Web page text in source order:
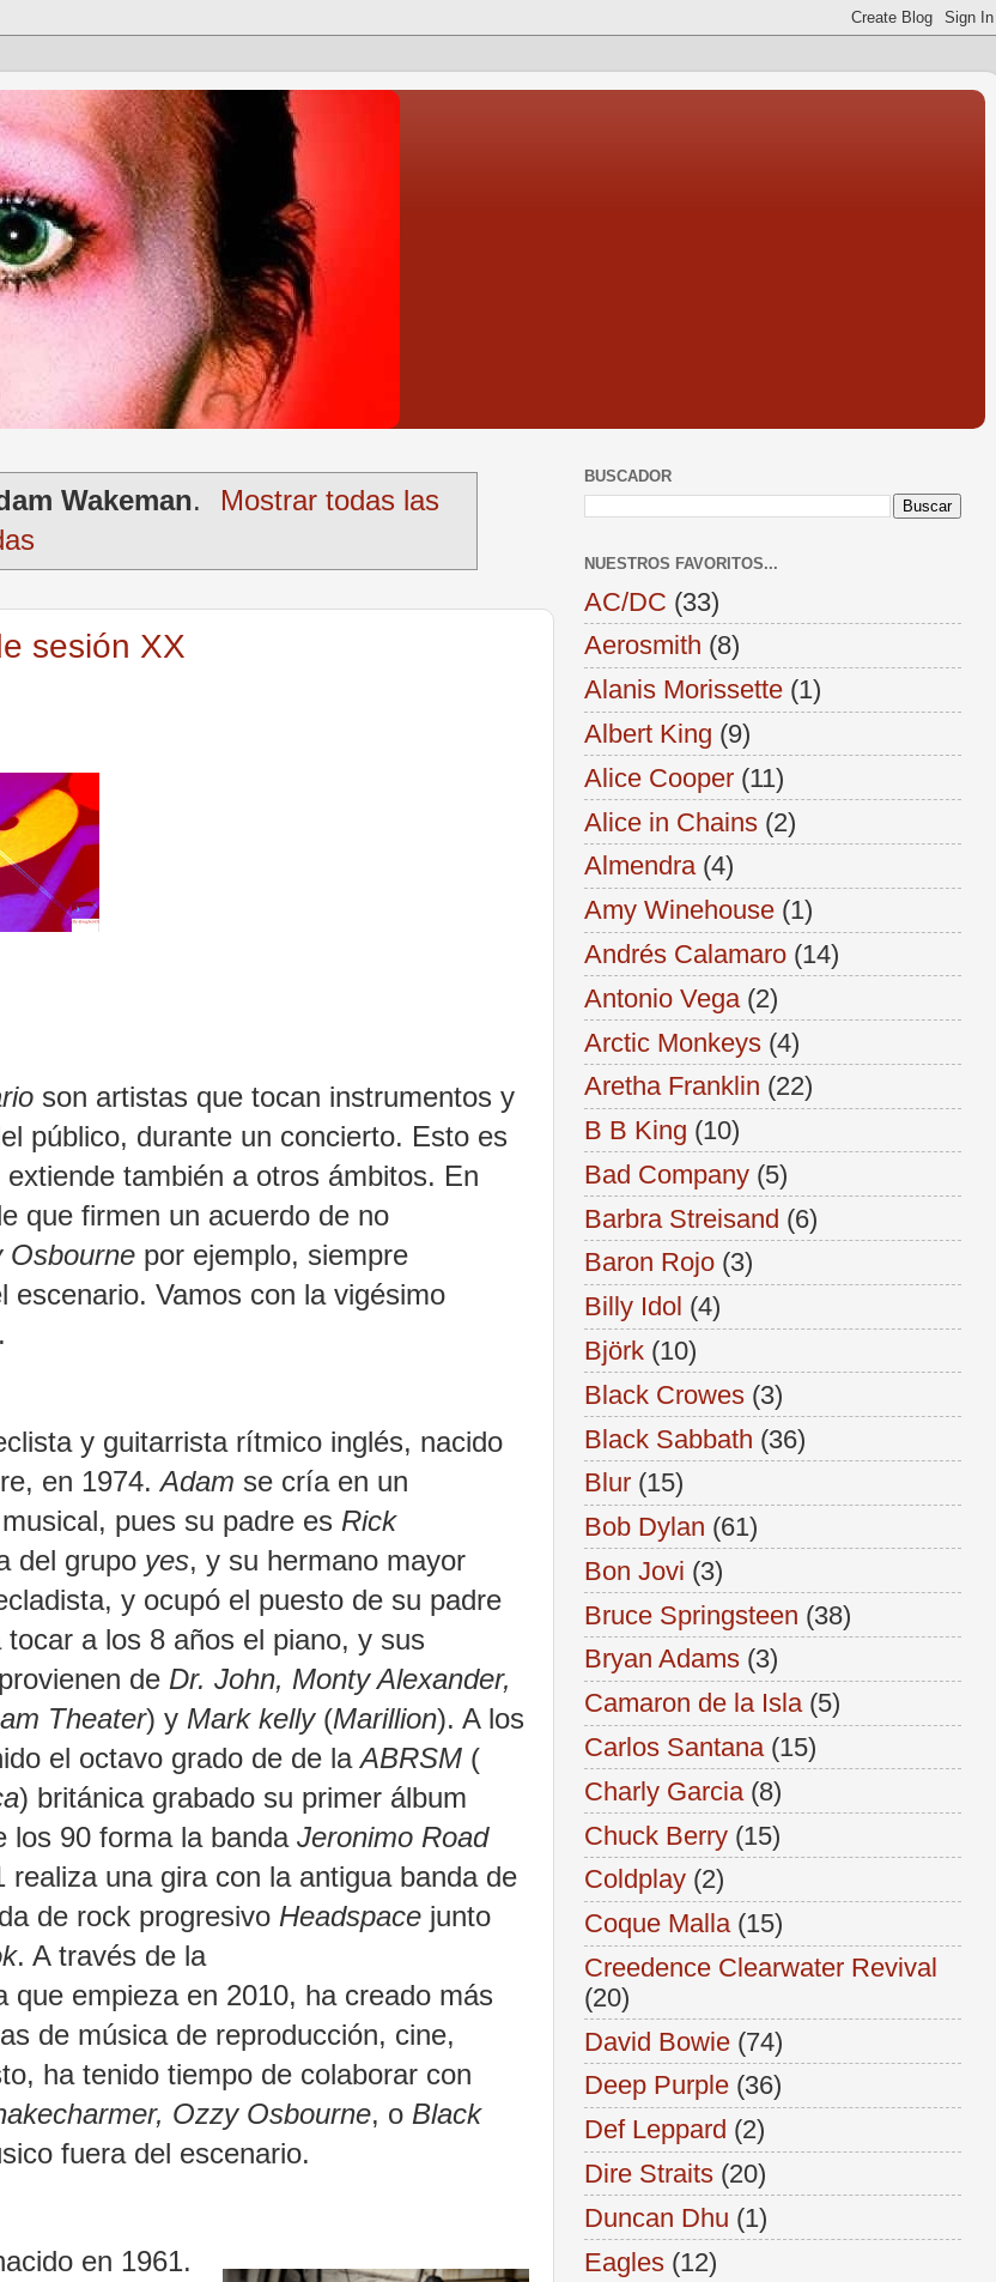
Wakeman.
Mostrar todas las
sesión XX
son artistas que tocan instrumentos y
público, durante un concierto. Esto es
también a otros ámbitos. En
que firmen un acuerdo de no
Osbourne por ejemplo, siempre
Vamos con la vigésimo
y guitarrista rítmico inglés, nacido
en 1974.Adam se cría en un
pues su padre es Rick
del grupo yes, y su hermano mayor
y ocupó el puesto de su padre
a los 8 años el piano, y sus
de Dr. John, Monty Alexander,
Theater) y Mark kelly(Marillion). A los
el octavo grado de de laABRSM(
) británica grabado su primer álbum
los 90 forma la banda Jeronimo Road
una gira con la antigua banda de
de rock progresivo Headspace junto
. A través de la
que empieza en 2010, ha creado más
de música de reproducción, cine,
ha tenido tiempo de colaborar con
Ozzy Osbourne, o Black
fuera del escenario.
en 1961.
BUSCADOR
NUESTROS FAVORITOS...
AC/DC (33)
Aerosmith (8)
Alanis Morissette (1)
Albert King (9)
Alice Cooper (11)
Alice in Chains (2)
Almendra (4)
Amy Winehouse (1)
Andrés Calamaro (14)
Antonio Vega (2)
Arctic Monkeys (4)
Aretha Franklin (22)
B B King (10)
Bad Company (5)
Barbra Streisand (6)
Baron Rojo (3)
Billy Idol (4)
Björk (10)
Black Crowes (3)
Black Sabbath (36)
Blur (15)
Bob Dylan (61)
Bon Jovi (3)
Bruce Springsteen (38)
Bryan Adams (3)
Camaron de la Isla (5)
Carlos Santana (15)
Charly Garcia (8)
Chuck Berry (15)
Coldplay (2)
Coque Malla (15)
Creedence Clearwater Revival
(20)
David Bowie (74)
Deep Purple (36)
Def Leppard (2)
Dire Straits (20)
Duncan Dhu (1)
Eagles (12)